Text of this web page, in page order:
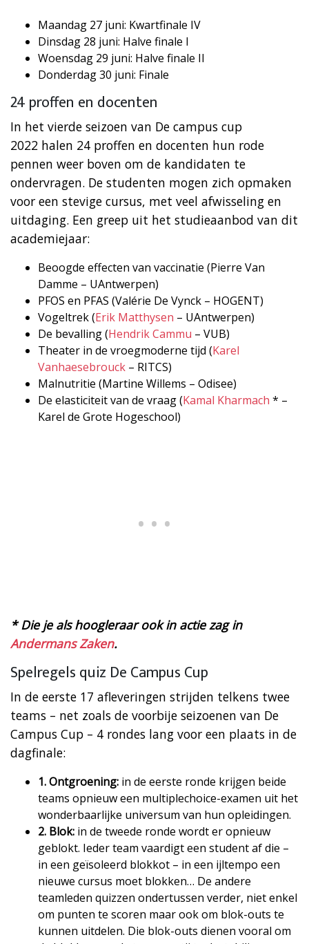
Maandag 27 juni: Kwartfinale IV
Dinsdag 28 juni: Halve finale I
Woensdag 29 juni: Halve finale II
Donderdag 30 juni: Finale
24 proffen en docenten
In het vierde seizoen van De campus cup
2022 halen 24 proffen en docenten hun rode
pennen weer boven om de kandidaten te
ondervragen. De studenten mogen zich opmaken
voor een stevige cursus, met veel afwisseling en
uitdaging. Een greep uit het studieaanbod van dit
academiejaar:
Beoogde effecten van vaccinatie (Pierre Van
Damme – UAntwerpen)
PFOS en PFAS (Valérie De Vynck – HOGENT)
Vogeltrek (Erik Matthysen – UAntwerpen)
De bevalling (Hendrik Cammu – VUB)
Theater in de vroegmoderne tijd (Karel
Vanhaesebrouck – RITCS)
Malnutritie (Martine Willems – Odisee)
De elasticiteit van de vraag (Kamal Kharmach * –
Karel de Grote Hogeschool)
* Die je als hoogleraar ook in actie zag in
Andermans Zaken.
Spelregels quiz De Campus Cup
In de eerste 17 afleveringen strijden telkens twee
teams – net zoals de voorbije seizoenen van De
Campus Cup – 4 rondes lang voor een plaats in de
dagfinale:
1. Ontgroening: in de eerste ronde krijgen beide
teams opnieuw een multiplechoice-examen uit het
wonderbaarlijke universum van hun opleidingen.
2. Blok: in de tweede ronde wordt er opnieuw
geblokt. Ieder team vaardigt een student af die –
in een geïsoleerd blokkot – in een ijltempo een
nieuwe cursus moet blokken… De andere
teamleden quizzen ondertussen verder, niet enkel
om punten te scoren maar ook om blok-outs te
kunnen uitdelen. Die blok-outs dienen vooral om